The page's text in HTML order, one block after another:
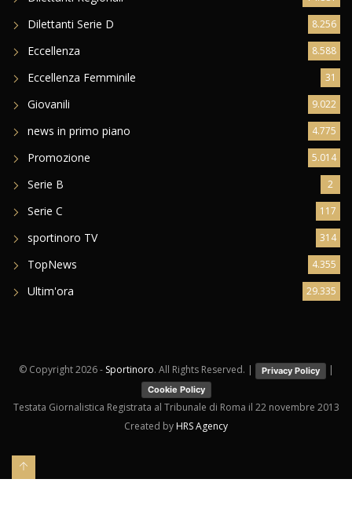
Dilettanti Serie D 8.256
Eccellenza 8.588
Eccellenza Femminile 31
Giovanili 9.022
news in primo piano 4.775
Promozione 5.014
Serie B 2
Serie C 117
sportinoro TV 314
TopNews 4.355
Ultim'ora 29.335
© Copyright2026 - Sportinoro. All Rights Reserved. | Privacy Policy |
Cookie Policy
Testata Giornalistica Registrata al Tribunale di Roma il 22 novembre 2013
Created by HRS Agency